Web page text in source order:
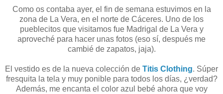
Como os contaba ayer, el fin de semana estuvimos en la
zona de La Vera, en el norte de Cáceres. Uno de los
pueblecitos que visitamos fue Madrigal de La Vera y
aproveché para hacer unas fotos (eso sí, después me
cambié de zapatos, jaja).
El vestido es de la nueva colección de Titis Clothing. Súper
fresquita la tela y muy ponible para todos los días, ¿verdad?
Además, me encanta el color azul bebé ahora que voy